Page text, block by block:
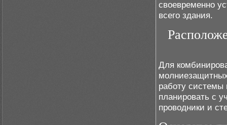
своевременно
всего здания.
Для
работу системы
планировать с
проводники и